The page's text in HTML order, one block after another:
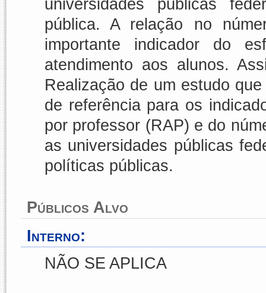
universidades públicas
pública. A relação no
importante indicador do
atendimento aos alunos.
Realização de um estudo
de referência para os
por professor (RAP) e do
as universidades públicas
políticas públicas.
Públicos Alvo
Interno:
NÃO SE APLICA